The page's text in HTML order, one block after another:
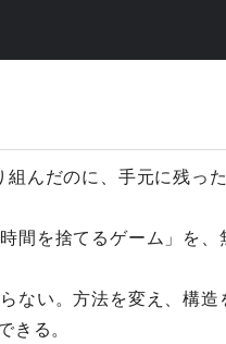
んだのに、手元に残っ
間を捨てるゲーム」を
ない。方法を変え、構造
きる。